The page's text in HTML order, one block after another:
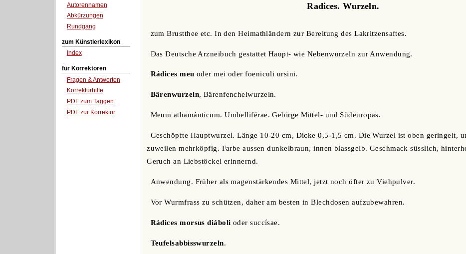
Autorennamen
Abkürzungen
Rundgang
zum Künstlerlexikon
Index
für Korrektoren
Fragen & Antworten
Korrekturhilfe
PDF zum Taggen
PDF zur Korrektur
Radices. Wurzeln.
zum Brustthee etc. In den Heimathländern zur Bereitung des Lakritzensaftes.
Das Deutsche Arzneibuch gestattet Haupt- wie Nebenwurzeln zur Anwendung.
Rádices meu oder mei oder foeniculi ursini.
Bärenwurzeln, Bärenfenchelwurzeln.
Meum athamánticum. Umbelliférae. Gebirge Mittel- und Südeuropas.
Geschöpfte Hauptwurzel. Länge 10-20 cm, Dicke 0,5-1,5 cm. Die Wurzel ist oben geringelt,
zuweilen mehrköpfig. Farbe aussen dunkelbraun, innen blassgelb. Geschmack süsslich,
Geruch an Liebstöckel erinnernd.
Anwendung. Früher als magenstärkendes Mittel, jetzt noch öfter zu Viehpulver.
Vor Wurmfrass zu schützen, daher am besten in Blechdosen aufzubewahren.
Rádices morsus diáboli oder succísae.
Teufelsabbisswurzeln.